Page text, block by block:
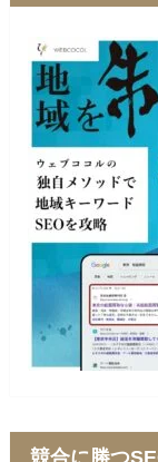
競合に勝つ